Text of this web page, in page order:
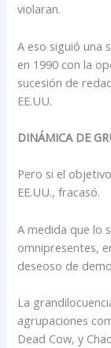
violaran.
A eso siguió una
en 1990 con la
sucesión de
EE.UU.
DINÁMICA DE
Pero si el
EE.UU., fracasó.
A medida que lo
omnipresentes,
deseoso de
La
agrupaciones
Dead Cow, y